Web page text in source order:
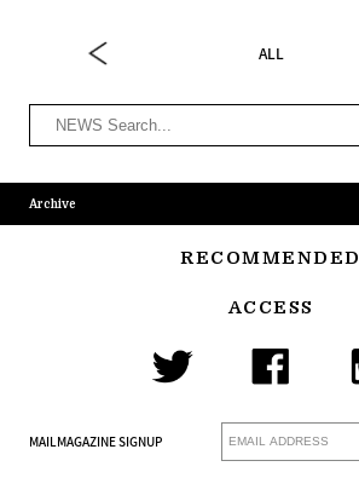
ALL
Archive
RECOMMENDED
ACCESS
MAILMAGAZINE SIGNUP